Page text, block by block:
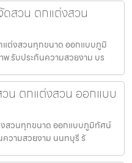
สวน ตกแต่งสวน
แต่งสวนทุกขนาด ออกแบบภูมิ
รับประกันความสวยงาม บร
น ตกแต่งสวน ออกแบบ
สวนทุกขนาด ออกแบบภูมิทัศน์
ความสวยงาม นนทบุรี รั